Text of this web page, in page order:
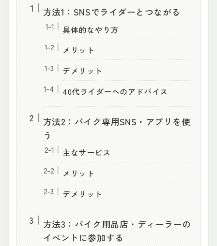
方法1：SNSでライダーとつながる
具体的なやり方
メリット
デメリット
40代ライダーへのアドバイス
方法2：バイク専用SNS・アプリを使
う
主なサービス
メリット
デメリット
方法3：バイク用品店・ディーラーの
イベントに参加する